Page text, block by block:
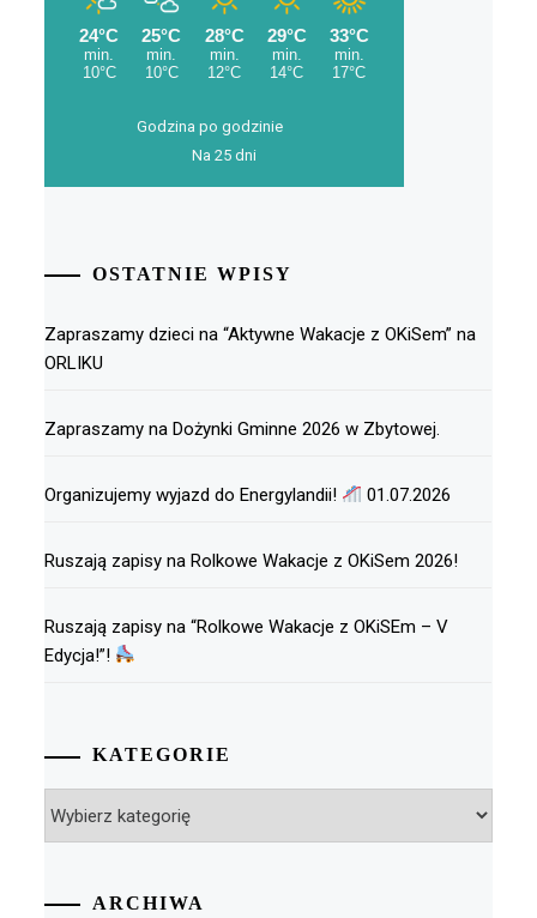
Godzina po godzinie
Na 25 dni
OSTATNIE WPISY
Zapraszamy dzieci na “Aktywne Wakacje z OKiSem” na
ORLIKU
Zapraszamy na Dożynki Gminne 2026 w Zbytowej.
Organizujemy wyjazd do Energylandii! 01.07.2026
Ruszają zapisy na Rolkowe Wakacje z OKiSem 2026!
Ruszają zapisy na “Rolkowe Wakacje z OKiSEm – V
Edycja!”!
KATEGORIE
ARCHIWA